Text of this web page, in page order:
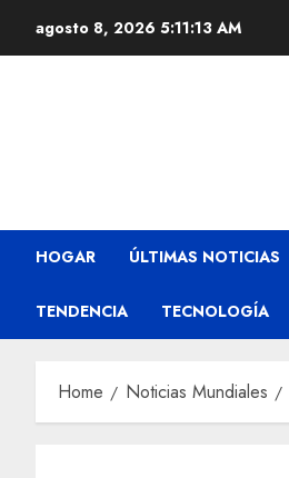
agosto 8, 2026 5:11:14 AM
HOGAR ÚLTIMAS NOTICIAS
TENDENCIA TECNOLOGÍA
Home Noticias Mundiales